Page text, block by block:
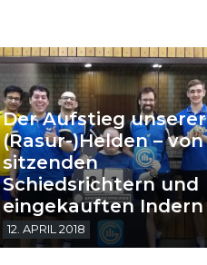
Der Aufstieg unserer
(Rasur-)Helden – von
sitzenden
Schiedsrichtern und
eingekauften Indern
12. APRIL 2018